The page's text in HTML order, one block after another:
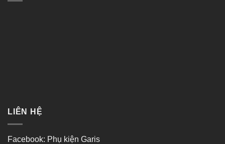
LIÊN HỆ
Facebook: Phụ kiện Garis